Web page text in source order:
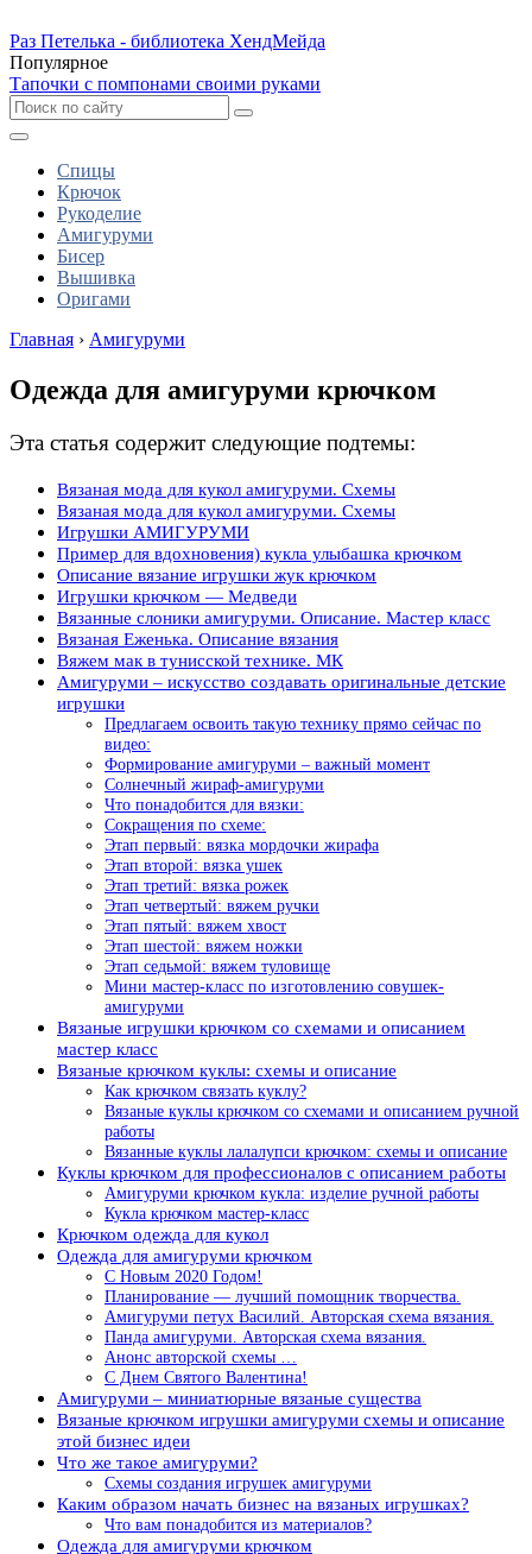
Раз Петелька - библиотека ХендМейда
Популярное
Тапочки с помпонами своими руками
Спицы
Крючок
Рукоделие
Амигуруми
Бисер
Вышивка
Оригами
Главная › Амигуруми
Одежда для амигуруми крючком
Эта статья содержит следующие подтемы:
Вязаная мода для кукол амигуруми. Схемы
Вязаная мода для кукол амигуруми. Схемы
Игрушки АМИГУРУМИ
Пример для вдохновения) кукла улыбашка крючком
Описание вязание игрушки жук крючком
Игрушки крючком — Медведи
Вязанные слоники амигуруми. Описание. Мастер класс
​Вязаная Еженька. Описание вязания
Вяжем мак в тунисской технике. МК
Амигуруми – искусство создавать оригинальные детские
игрушки
Предлагаем освоить такую технику прямо сейчас по
видео:
Формирование амигуруми – важный момент
Солнечный жираф-амигуруми
Что понадобится для вязки:
Сокращения по схеме:
Этап первый: вязка мордочки жирафа
Этап второй: вязка ушек
Этап третий: вязка рожек
Этап четвертый: вяжем ручки
Этап пятый: вяжем хвост
Этап шестой: вяжем ножки
Этап седьмой: вяжем туловище
Мини мастер-класс по изготовлению совушек-
амигуруми
Вязаные игрушки крючком со схемами и описанием
мастер класс
Вязаные крючком куклы: схемы и описание
Как крючком связать куклу?
Вязаные куклы крючком со схемами и описанием ручной
работы
Вязанные куклы лалалупси крючком: схемы и описание
Куклы крючком для профессионалов с описанием работы
Амигуруми крючком кукла: изделие ручной работы
Кукла крючком мастер-класс
Крючком одежда для кукол
Одежда для амигуруми крючком
С Новым 2020 Годом!
Планирование — лучший помощник творчества.
Амигуруми петух Василий. Авторская схема вязания.
Панда амигуруми. Авторская схема вязания.
Анонс авторской схемы …
С Днем Святого Валентина!
Амигуруми – миниатюрные вязаные существа
Вязаные крючком игрушки амигуруми схемы и описание
этой бизнес идеи
Что же такое амигуруми?
Схемы создания игрушек амигуруми
Каким образом начать бизнес на вязаных игрушках?
Что вам понадобится из материалов?
Одежда для амигуруми крючком